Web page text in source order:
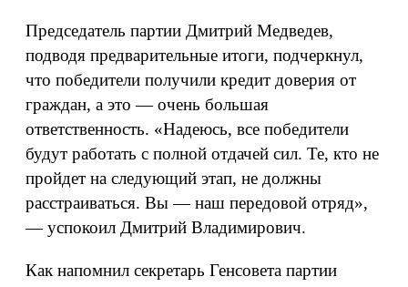
Председатель партии Дмитрий Медведев,
подводя предварительные итоги, подчеркнул,
что победители получили кредит доверия от
граждан, а это — очень большая
ответственность. «Надеюсь, все победители
будут работать с полной отдачей сил. Те, кто не
пройдет на следующий этап, не должны
расстраиваться. Вы — наш передовой отряд»,
— успокоил Дмитрий Владимирович.
Как напомнил секретарь Генсовета партии